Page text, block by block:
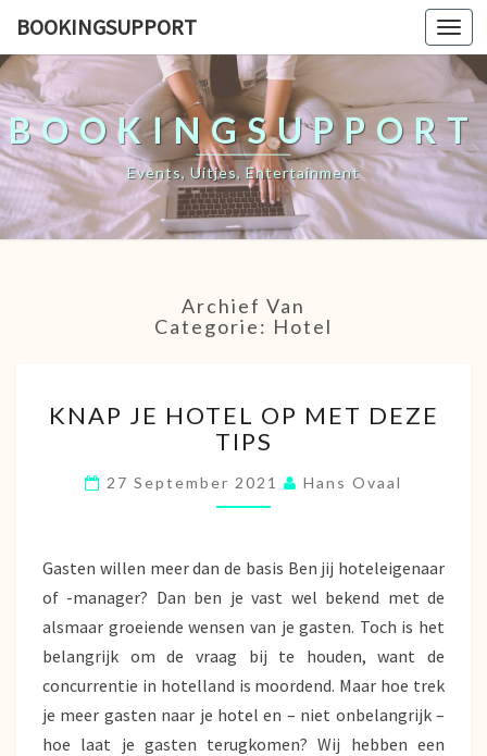
BOOKINGSUPPORT
BOOKINGSUPPORT
Events, Uitjes, Entertainment
Archief Van
Categorie: Hotel
JE
HOTEL
MET
DEZE
KNAP JE HOTEL OP MET DEZE
TIPS
27 September 2021 Hans Ovaal
Gasten willen meer dan de basis Ben jij hoteleigenaar
of -manager? Dan ben je vast wel bekend met de
alsmaar groeiende wensen van je gasten. Toch is het
belangrijk om de vraag bij te houden, want de
concurrentie in hotelland is moordend. Maar hoe trek
je meer gasten naar je hotel en – niet onbelangrijk –
hoe laat je gasten terugkomen? Wij hebben een